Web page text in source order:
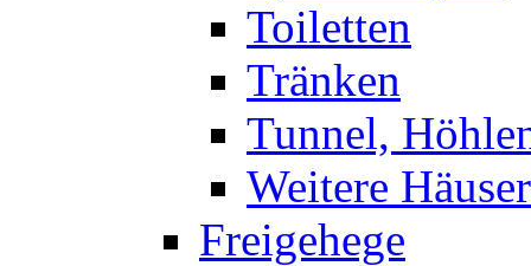
Toiletten
Tränken
Tunnel,
Weitere Häuser
Freigehege